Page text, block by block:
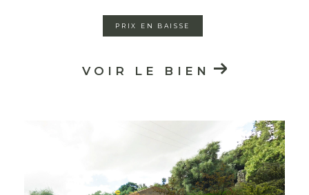
PRIX EN BAISSE
VOIR LE BIEN